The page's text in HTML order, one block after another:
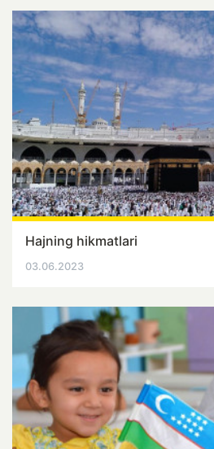
Hajning hikmatlari
03.06.2023